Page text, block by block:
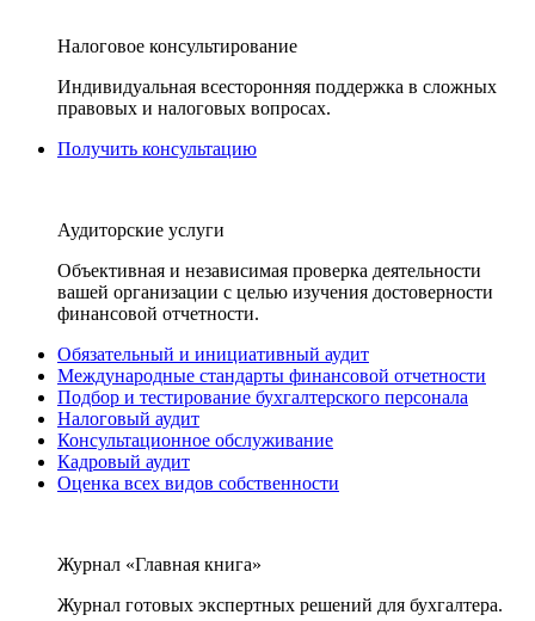
Налоговое консультирование
Индивидуальная всесторонняя поддержка в сложных
правовых и налоговых вопросах.
Получить консультацию
Аудиторские услуги
Объективная и независимая проверка деятельности
вашей организации с целью изучения достоверности
финансовой отчетности.
Обязательный и инициативный аудит
Международные стандарты финансовой отчетности
Подбор и тестирование бухгалтерского персонала
Налоговый аудит
Консультационное обслуживание
Кадровый аудит
Оценка всех видов собственности
Журнал «Главная книга»
Журнал готовых экспертных решений для бухгалтера.